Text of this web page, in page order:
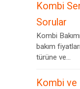
Kombi
Sorular
Kombi
bakım
türüne ve...
Kombi ve